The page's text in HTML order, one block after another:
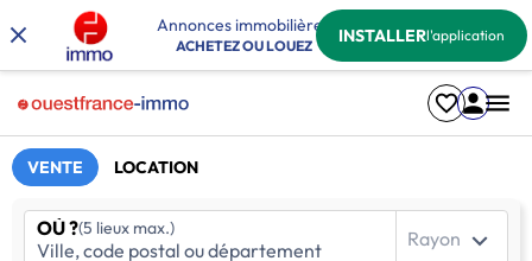
Annonces immobilières
ACHETEZ OU LOUEZ INSTALLERl'application
VENTE LOCATION
OÙ ?(5 lieux max.) Rayon